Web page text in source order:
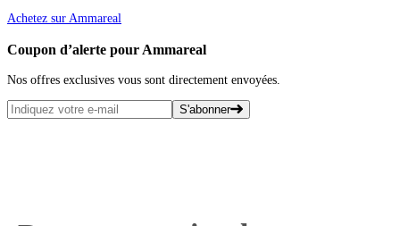
Achetez sur Ammareal
Coupon d’alerte pour Ammareal
Nos offres exclusives vous sont directement envoyées.
S'abonner